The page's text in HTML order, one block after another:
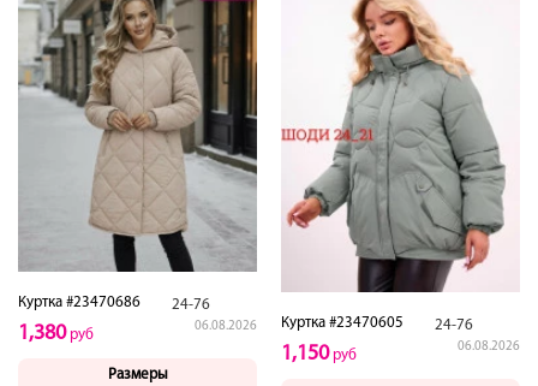
Куртка #23470686 24-76
06.08.2026
1,380руб
Размеры
Куртка #23470605 24-76
06.08.2026
1,150руб